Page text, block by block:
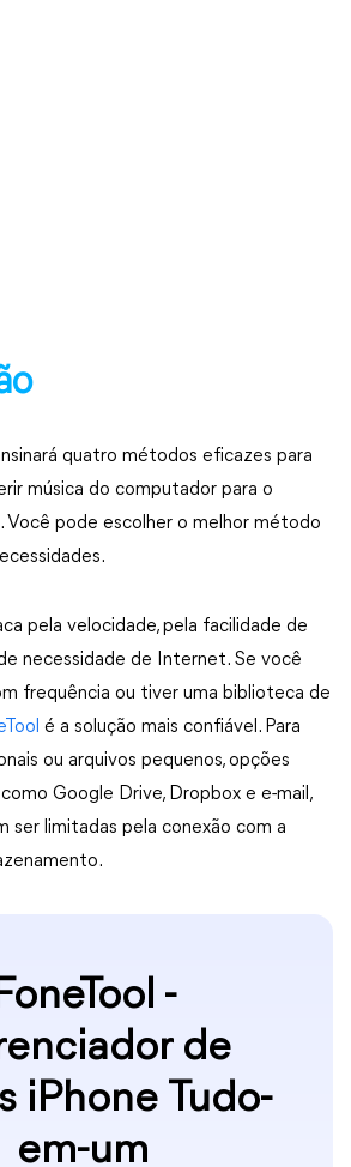
quatro métodos eficazes para
música do computador para o
Você pode escolher o melhor método
pela velocidade, pela facilidade de
necessidade de Internet. Se você
frequência ou tiver uma biblioteca de
é a solução mais confiável. Para
ou arquivos pequenos, opções
Google Drive, Dropbox e e-mail,
ser limitadas pela conexão com a
-
de
iPhone Tudo-
em-um